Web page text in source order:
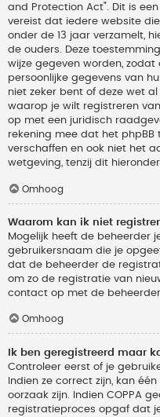
and Protection Act". Dit is
vereist dat iedere website
onder de 13 jaar verzamelt,
de ouders. Deze
wijze gegeven worden,
persoonlijke gegevens van
niet zeker bent of deze wet
waarop je wilt registreren
op met een juridisch
rekening mee dat het
verschaffen en ook niet het
wetgeving, tenzij dit
Omhoog
Waarom kan ik niet
Mogelijk heeft de beheerder
gebruikersnaam die je
dat de beheerder de
om zo de registratie van
contact op met de
Omhoog
Ik ben geregistreerd maar
Controleer eerst of je
Indien ze correct zijn, kan
oorzaak zijn. Indien COPPA
registratieproces opgaf dat